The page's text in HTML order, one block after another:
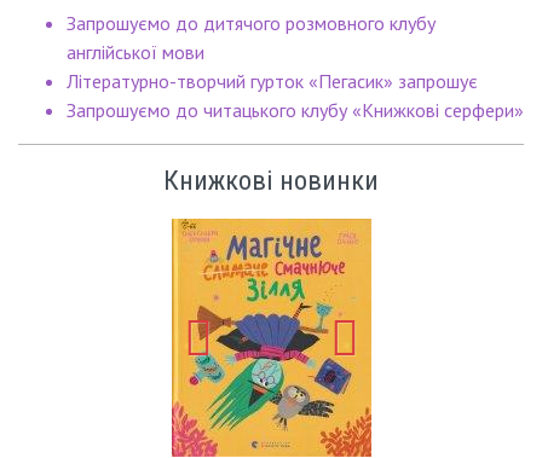
Запрошуємо до дитячого розмовного клубу
англійської мови
Літературно-творчий гурток «Пегасик» запрошує
Запрошуємо до читацького клубу «Книжкові серфери»
Книжкові новинки